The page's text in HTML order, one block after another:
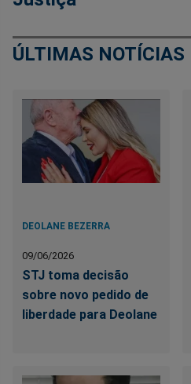
ÚLTIMAS NOTÍCIAS
DEOLANE BEZERRA
09/06/2026
STJ toma decisão
sobre novo pedido de
liberdade para Deolane